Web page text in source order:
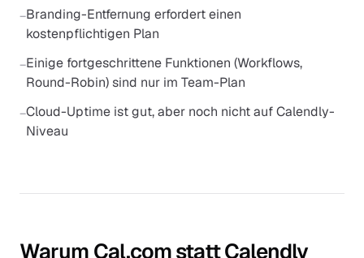
−Branding-Entfernung erfordert einen
kostenpflichtigen Plan
−Einige fortgeschrittene Funktionen (Workflows,
Round-Robin) sind nur im Team-Plan
−Cloud-Uptime ist gut, aber noch nicht auf Calendly-
Niveau
Warum Cal.com statt Calendly